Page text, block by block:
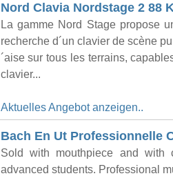
Nord Clavia Nordstage 2 88
La gamme Nord Stage propose
recherche d´un clavier de scène
´aise sur tous les terrains,
clavier...
Aktuelles Angebot anzeigen..
Bach En Ut Professionnelle
Sold with mouthpiece and with
advanced students. Professional